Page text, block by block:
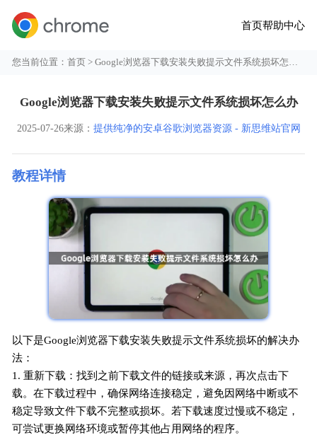
首页帮助中心
您当前位置：首页 > Google浏览器下载安装失败提示文件系统损坏怎么办
Google浏览器下载安装失败提示文件系统损坏怎么办
2025-07-26来源： 提供纯净的安卓谷歌浏览器资源 - 新思维站官网
教程详情
以下是Google浏览器下载安装失败提示文件系统损坏的解决办
法：
1. 重新下载：找到之前下载文件的链接或来源，再次点击下
载。在下载过程中，确保网络连接稳定，避免因网络中断或不
稳定导致文件下载不完整或损坏。若下载速度过慢或不稳定，
可尝试更换网络环境或暂停其他占用网络的程序。